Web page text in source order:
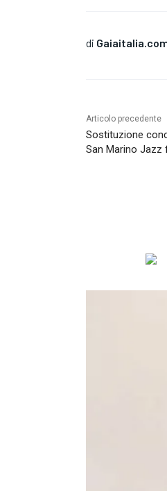
di
Articolo precedente
Sostituzione
San Marino Jazz